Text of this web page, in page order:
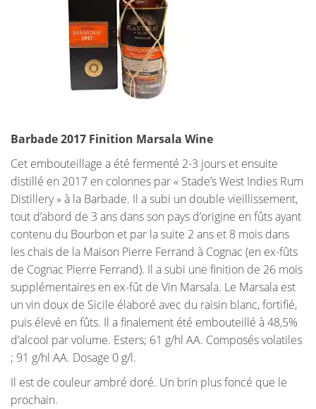
Barbade 2017 Finition Marsala Wine
Cet embouteillage a été fermenté 2-3 jours et ensuite
distillé en 2017 en colonnes par « Stade’s West Indies Rum
Distillery » à la Barbade. Il a subi un double vieillissement,
tout d’abord de 3 ans dans son pays d’origine en fûts ayant
contenu du Bourbon et par la suite 2 ans et 8 mois dans
les chais de la Maison Pierre Ferrand à Cognac (en ex-fûts
de Cognac Pierre Ferrand). Il a subi une finition de 26 mois
supplémentaires en ex-fût de Vin Marsala. Le Marsala est
un vin doux de Sicile élaboré avec du raisin blanc, fortifié,
puis élevé en fûts. Il a finalement été embouteillé à 48,5%
d’alcool par volume. Esters; 61 g/hl AA. Composés volatiles
; 91 g/hl AA. Dosage 0 g/l.
Il est de couleur ambré doré. Un brin plus foncé que le
prochain.